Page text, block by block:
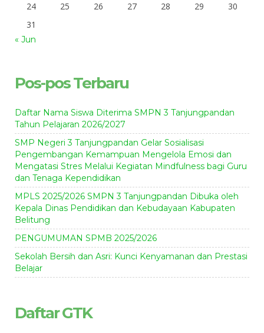
24
25 26 27 28 29
30
31
« Jun
Pos-pos Terbaru
Daftar Nama Siswa Diterima SMPN 3 Tanjungpandan
Tahun Pelajaran 2026/2027
SMP Negeri 3 Tanjungpandan Gelar Sosialisasi
Pengembangan Kemampuan Mengelola Emosi dan
Mengatasi Stres Melalui Kegiatan Mindfulness bagi Guru
dan Tenaga Kependidikan
MPLS 2025/2026 SMPN 3 Tanjungpandan Dibuka oleh
Kepala Dinas Pendidikan dan Kebudayaan Kabupaten
Belitung
PENGUMUMAN SPMB 2025/2026
Sekolah Bersih dan Asri: Kunci Kenyamanan dan Prestasi
Belajar
Daftar GTK